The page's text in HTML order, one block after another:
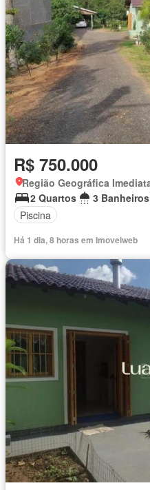
R$ 750.000
2 Quartos
3 Banheiros
Piscina
Há 1 dia, 8 horas em Imovelweb